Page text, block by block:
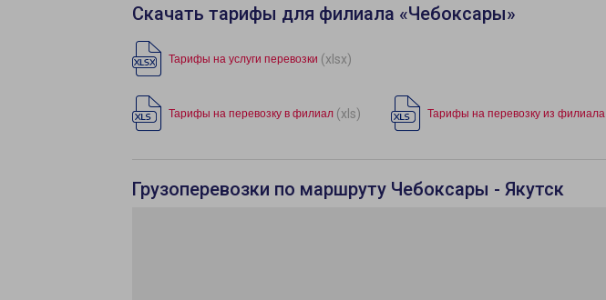
Скачать тарифы для филиала «Чебоксары»
Тарифы на услуги перевозки (xlsx)
Тарифы на перевозку в филиал (xls) Тарифы на перевозку из филиала
Грузоперевозки по маршруту Чебоксары - Якутск